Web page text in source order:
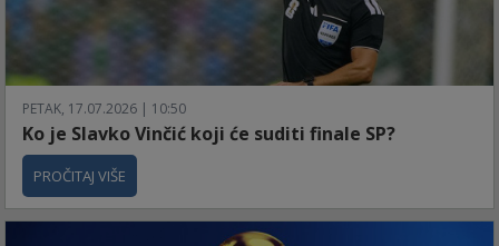
PETAK, 17.07.2026 | 10:50
Ko je Slavko Vinčić koji će suditi finale SP?
PROČITAJ VIŠE